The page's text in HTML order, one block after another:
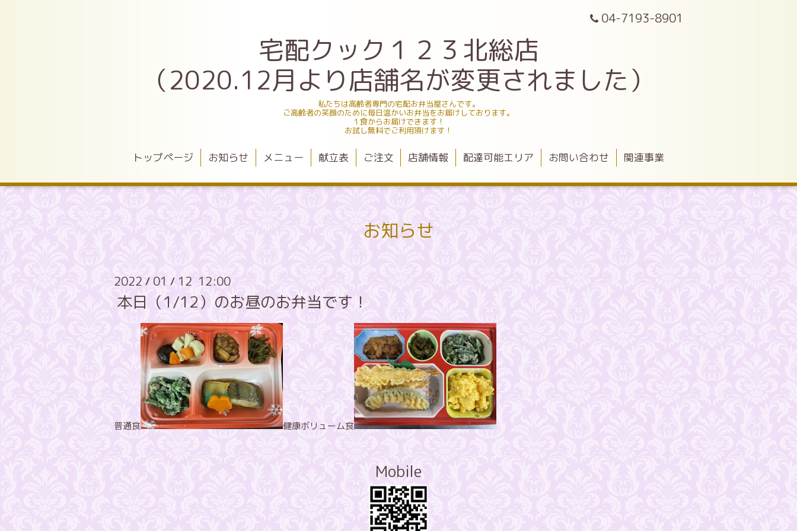
04-7193-8901
宅配クック１２３北総店
（2020.12月より店舗名が変更されました）
私たちは高齢者専門の宅配お弁当屋さんです。
ご高齢者の笑顔のために毎日温かいお弁当をお届けしております。
１食からお届けできます！
お試し無料でご利用頂けます！
トップページ お知らせ メニュー 献立表 ご注文 店舗情報 配達可能エリア お問い合わせ 関連事業
お知らせ
2022 / 01 / 12 12:00
本日（1/12）のお昼のお弁当です！
普通食 健康ボリューム食
Mobile